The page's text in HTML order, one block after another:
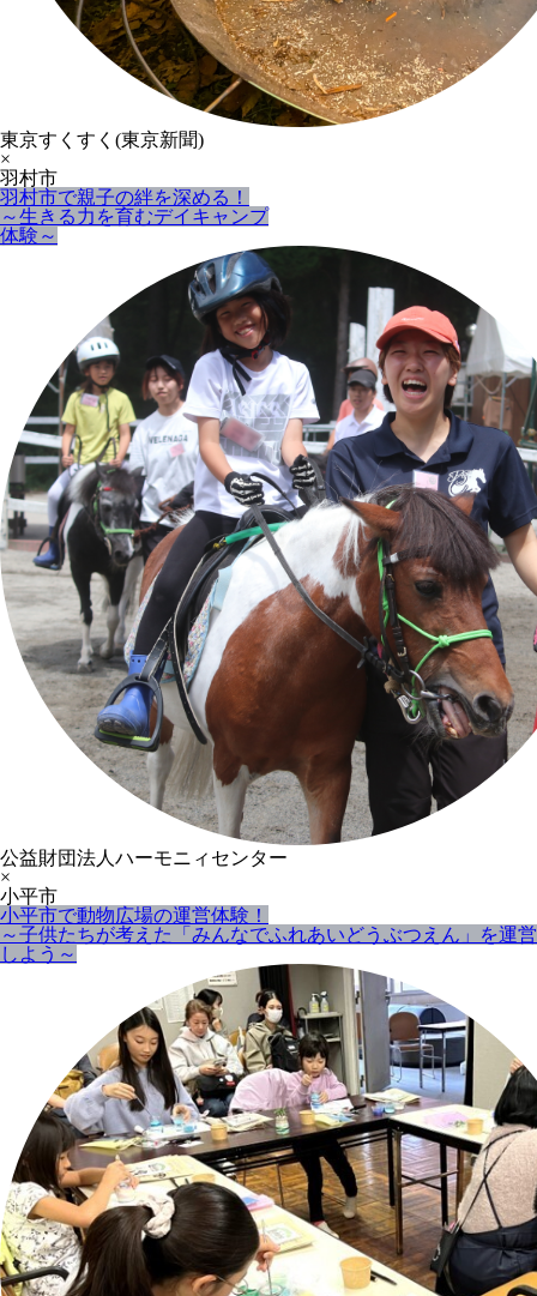
東京すくすく(東京新聞)
×
羽村市
羽村市で親子の絆を深める！
～生きる力を育むデイキャンプ
体験～
公益財団法人ハーモニィセンター
×
小平市
小平市で動物広場の運営体験！
～子供たちが考えた「みんなでふれあいどうぶつえん」を運営
しよう～